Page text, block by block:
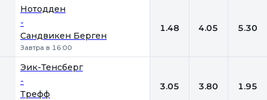
Нотодден
-
Сандвикен Берген
Завтра в 16:00
1.48 4.05 5.30
Эик-Тенсберг
-
Трефф
3.05 3.80 1.95